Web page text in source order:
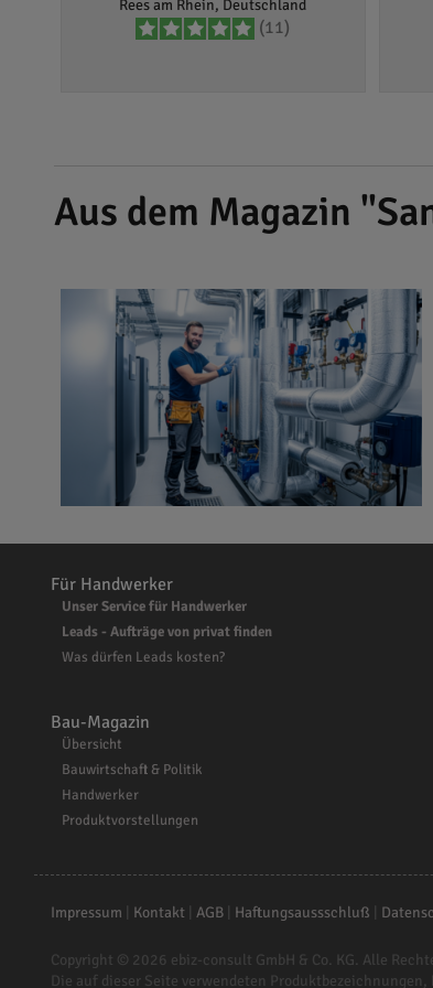
Rees am Rhein, Deutschland
(11)
Aus dem Magazin
Für Handwerker
Unser Service für Handwerker
Leads - Aufträge von privat finden
Was dürfen Leads kosten?
Bau-Magazin
Übersicht
Bauwirtschaft & Politik
Handwerker
Produktvorstellungen
Impressum Kontakt| AGB| Haftungsaussschluß
Copyright © 2026 ebiz-consult GmbH & Co. KG. Alle
Die auf dieser Seite verwendeten